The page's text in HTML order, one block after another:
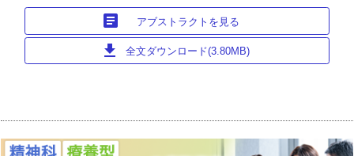
article アブストラクトを見る
download 全文ダウンロード(3.80MB)